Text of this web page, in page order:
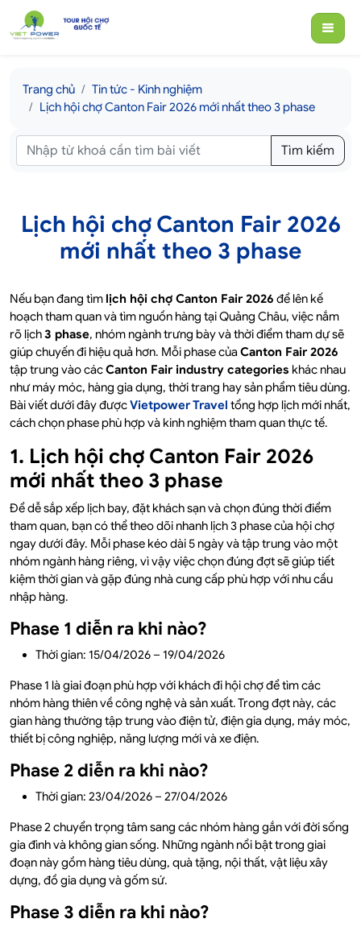
Trang chủ
Tin tức - Kinh nghiệm
Lịch hội chợ Canton Fair 2026 mới nhất theo 3 phase
Tìm kiếm
Lịch hội chợ Canton Fair 2026
mới nhất theo 3 phase
Nếu bạn đang tìm lịch hội chợ Canton Fair 2026 để lên kế
hoạch tham quan và tìm nguồn hàng tại Quảng Châu, việc nắm
rõ lịch3 phase, nhóm ngành trưng bày và thời điểm tham dự sẽ
giúp chuyến đi hiệu quả hơn. Mỗi phase củaCanton Fair 2026
tập trung vào cácCanton Fair industry categories khác nhau
như máy móc, hàng gia dụng, thời trang hay sản phẩm tiêu dùng.
Bài viết dưới đây đượcVietpower Travel tổng hợp lịch mới nhất,
cách chọn phase phù hợp và kinh nghiệm tham quan thực tế.
1. Lịch hội chợ Canton Fair 2026
mới nhất theo 3 phase
Để dễ sắp xếp lịch bay, đặt khách sạn và chọn đúng thời điểm
tham quan, bạn có thể theo dõi nhanh lịch 3 phase của hội chợ
ngay dưới đây. Mỗi phase kéo dài 5 ngày và tập trung vào một
nhóm ngành hàng riêng, vì vậy việc chọn đúng đợt sẽ giúp tiết
kiệm thời gian và gặp đúng nhà cung cấp phù hợp với nhu cầu
nhập hàng.
Phase 1 diễn ra khi nào?
Thời gian: 15/04/2026 – 19/04/2026
Phase 1 là giai đoạn phù hợp với khách đi hội chợ để tìm các
nhóm hàng thiên về công nghệ và sản xuất. Trong đợt này, các
gian hàng thường tập trung vào điện tử, điện gia dụng, máy móc,
thiết bị công nghiệp, năng lượng mới và xe điện.
Phase 2 diễn ra khi nào?
Thời gian: 23/04/2026 – 27/04/2026
Phase 2 chuyển trọng tâm sang các nhóm hàng gắn với đời sống
gia đình và không gian sống. Những ngành nổi bật trong giai
đoạn này gồm hàng tiêu dùng, quà tặng, nội thất, vật liệu xây
dựng, đồ gia dụng và gốm sứ.
Phase 3 diễn ra khi nào?